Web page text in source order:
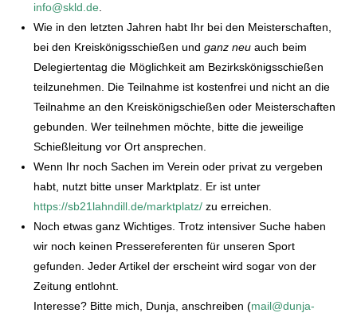
info@skld.de
Wie in den letzten Jahren habt Ihr bei den Meisterschaften,
bei den Kreiskönigsschießen undganz neu auch beim
Delegiertentag die Möglichkeit am Bezirkskönigsschießen
teilzunehmen. Die Teilnahme ist kostenfrei und nicht an die
Teilnahme an den Kreiskönigschießen oder Meisterschaften
gebunden. Wer teilnehmen möchte, bitte die jeweilige
Schießleitung vor Ort ansprechen.
Wenn Ihr noch Sachen im Verein oder privat zu vergeben
habt, nutzt bitte unser Marktplatz. Er ist unter
https://sb21lahndill.de/marktplatz/ zu erreichen.
Noch etwas ganz Wichtiges. Trotz intensiver Suche haben
wir noch keinen Pressereferenten für unseren Sport
gefunden. Jeder Artikel der erscheint wird sogar von der
Zeitung entlohnt.
Interesse? Bitte mich, Dunja, anschreiben (mail@dunja-